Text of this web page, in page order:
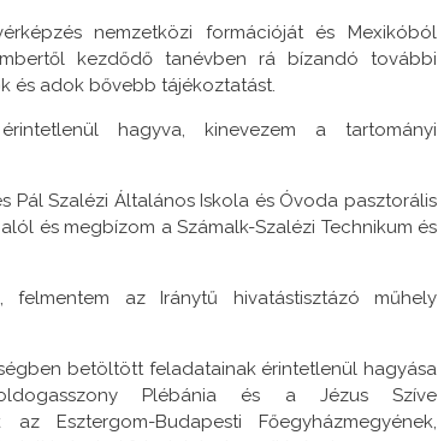
nemzetközi formációját és Mexikóból
kezdődő tanévben rá bízandó további
és adok bővebb tájékoztatást.
érintetlenül hagyva, kinevezem a tartományi
Pál Szalézi Általános Iskola és Óvoda pasztorális
és megbízom a Számalk-Szalézi Technikum és
felmentem az Iránytű hivatástisztázó műhely
betöltött feladatainak érintetlenül hagyása
Plébánia és a Jézus Szíve
Esztergom-Budapesti Főegyházmegyének,